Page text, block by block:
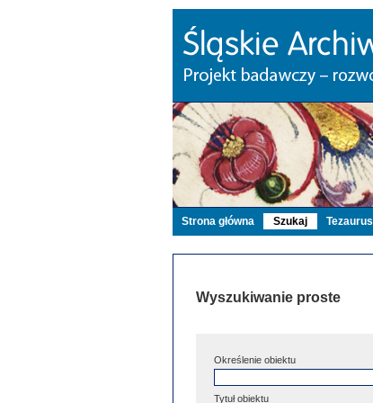
Strona główna Szukaj Tezaurus
Wyszukiwanie proste
Określenie obiektu
Tytuł obiektu